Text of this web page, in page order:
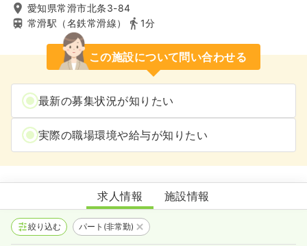
愛知県常滑市北条3-84
常滑駅（名鉄常滑線）
1分
この施設について問い合わせる
最新の募集状況が知りたい
実際の職場環境や給与が知りたい
たけだ内科クリニック
求人情報 施設情報
絞り込む パート(非常勤)